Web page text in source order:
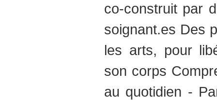
co-construit par
soignant.es Des
les arts, pour
son corps
au quotidien -